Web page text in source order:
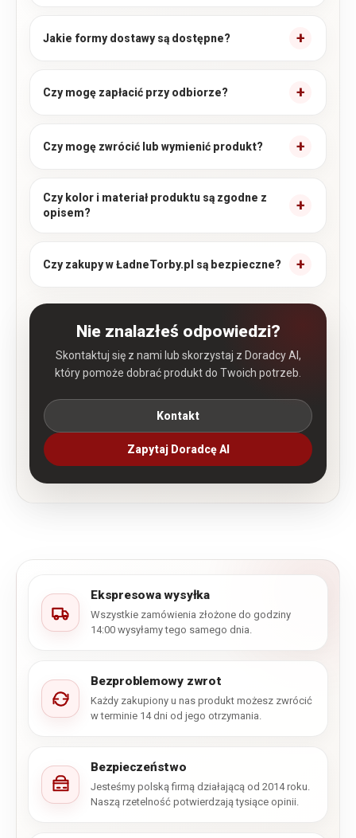
Jakie formy dostawy są dostępne?
Czy mogę zapłacić przy odbiorze?
Czy mogę zwrócić lub wymienić produkt?
Czy kolor i materiał produktu są zgodne z
opisem?
Czy zakupy w ŁadneTorby.pl są bezpieczne?
Nie znalazłeś odpowiedzi?
Skontaktuj się z nami lub skorzystaj z Doradcy AI,
który pomoże dobrać produkt do Twoich potrzeb.
Kontakt
Zapytaj Doradcę AI
Ekspresowa wysyłka
Wszystkie zamówienia złożone do godziny
14:00 wysyłamy tego samego dnia.
Bezproblemowy zwrot
Każdy zakupiony u nas produkt możesz zwrócić
w terminie 14 dni od jego otrzymania.
Bezpieczeństwo
Jesteśmy polską firmą działającą od 2014 roku.
Naszą rzetelność potwierdzają tysiące opinii.